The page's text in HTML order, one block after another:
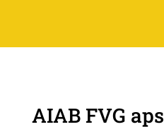
AIAB FVG aps